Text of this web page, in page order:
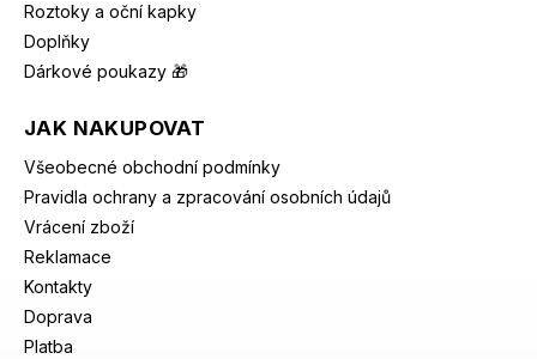
Roztoky a oční kapky
Doplňky
Dárkové poukazy 🎁
JAK NAKUPOVAT
Všeobecné obchodní podmínky
Pravidla ochrany a zpracování osobních údajů
Vrácení zboží
Reklamace
Kontakty
Doprava
Platba